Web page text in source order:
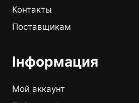
Контакты
Поставщикам
Інформация
Мой аккаунт